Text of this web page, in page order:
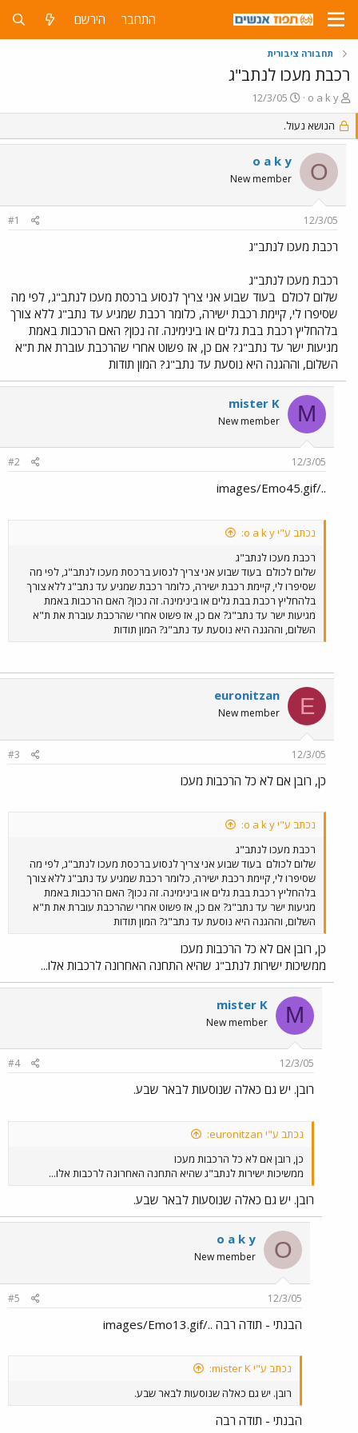
התחבר הירשם
תחבורה ציבורית
רכבת מעכו לנתב"ג
פ
ו
ת
ח
נ
o a k y
פ
ו
ר
ס
ב
ת
ך
12/3/05
הנושא נעול.
O
o a k y
New member
12/3/05
#1
רכבת מעכו לנתב"ג
רכבת מעכו לנתב"ג
שלום לכולם בעוד שבוע אני צריך לנסוע ברכסת מעכו לנתב"ג, לפי מה
שסיפרו לי, קיימת רכבת ישירה, כלומר רכבת שמגיע עד נתב"ג ללא צורך
בלהחליץ רכבת בבת גלים או בינימינה. זה נכון? האם הרכבות באמת
מגיעות ישר עד נתב"ג? אם כן, אז פשוט אחרי שהרכבת עוברת את ת"א
השלום, וההגנה היא נוסעת עד נתב"ג? המון תודות
M
mister K
New member
12/3/05
#2
../images/Emo45.gif
נכתב ע"י o a k y:
רכבת מעכו לנתב"ג
שלום לכולם בעוד שבוע אני צריך לנסוע ברכסת מעכו לנתב"ג, לפי מה
שסיפרו לי, קיימת רכבת ישירה, כלומר רכבת שמגיע עד נתב"ג ללא צורך
בלהחליץ רכבת בבת גלים או בינימינה. זה נכון? האם הרכבות באמת
מגיעות ישר עד נתב"ג? אם כן, אז פשוט אחרי שהרכבת עוברת את ת"א
השלום, וההגנה היא נוסעת עד נתב"ג? המון תודות
E
euronitzan
New member
12/3/05
#3
כן, רובן אם לא כל הרכבות מעכו
נכתב ע"י o a k y:
רכבת מעכו לנתב"ג
שלום לכולם בעוד שבוע אני צריך לנסוע ברכסת מעכו לנתב"ג, לפי מה
שסיפרו לי, קיימת רכבת ישירה, כלומר רכבת שמגיע עד נתב"ג ללא צורך
בלהחליץ רכבת בבת גלים או בינימינה. זה נכון? האם הרכבות באמת
מגיעות ישר עד נתב"ג? אם כן, אז פשוט אחרי שהרכבת עוברת את ת"א
השלום, וההגנה היא נוסעת עד נתב"ג? המון תודות
כן, רובן אם לא כל הרכבות מעכו
ממשיכות ישירות לנתב"ג שהיא התחנה האחרונה לרכבות אלו...
M
mister K
New member
12/3/05
#4
רובן. יש גם כאלה שנוסעות לבאר שבע.
נכתב ע"י euronitzan:
כן, רובן אם לא כל הרכבות מעכו
ממשיכות ישירות לנתב"ג שהיא התחנה האחרונה לרכבות אלו...
רובן. יש גם כאלה שנוסעות לבאר שבע.
O
o a k y
New member
12/3/05
#5
הבנתי - תודה רבה ../images/Emo13.gif
נכתב ע"י mister K:
רובן. יש גם כאלה שנוסעות לבאר שבע.
הבנתי - תודה רבה